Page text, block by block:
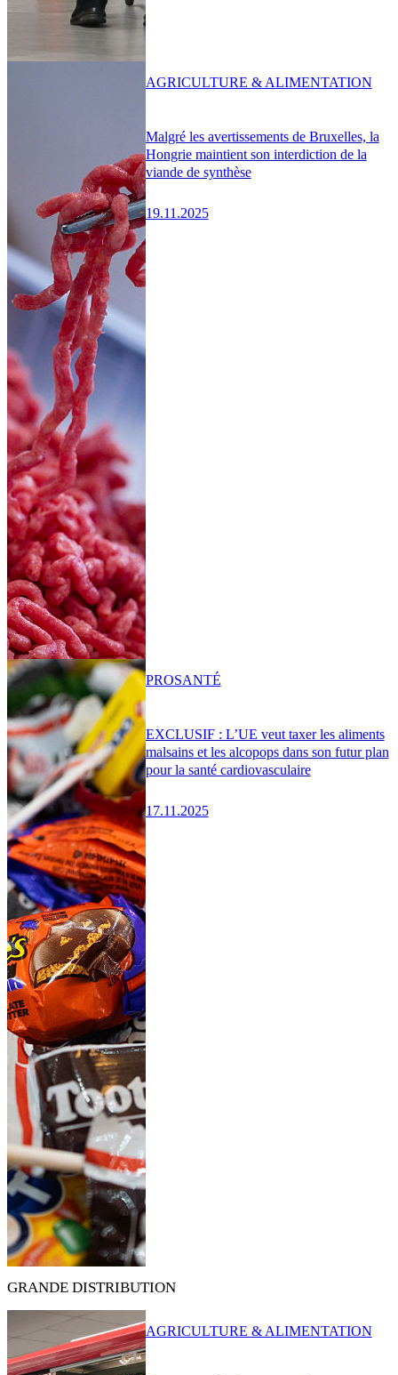
Malgré les avertissements de Bruxelles, la
Hongrie maintient son interdiction de la
viande de synthèse
19.11.2025
AGRICULTURE & ALIMENTATION
EXCLUSIF : L’UE veut taxer les aliments
malsains et les alcopops dans son futur plan
pour la santé cardiovasculaire
17.11.2025
PROSANTÉ
GRANDE DISTRIBUTION
AGRICULTURE & ALIMENTATION